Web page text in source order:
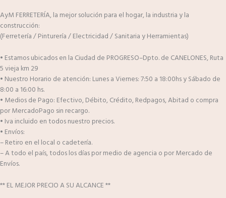
AyM FERRETERÍA, la mejor solución para el hogar, la industria y la
construcción:
(Ferretería / Pinturería / Electricidad / Sanitaria y Herramientas)
• Estamos ubicados en la Ciudad de PROGRESO–Dpto. de CANELONES, Ruta
5 vieja km 29
• Nuestro Horario de atención: Lunes a Viernes: 7:50 a 18:00hs y Sábado de
8:00 a 16:00 hs.
• Medios de Pago: Efectivo, Débito, Crédito, Redpagos, Abitad o compra
por MercadoPago sin recargo.
• Iva incluido en todos nuestro precios.
• Envíos:
– Retiro en el local o cadetería.
– A todo el país, todos los días por medio de agencia o por Mercado de
Envíos.
** EL MEJOR PRECIO A SU ALCANCE **